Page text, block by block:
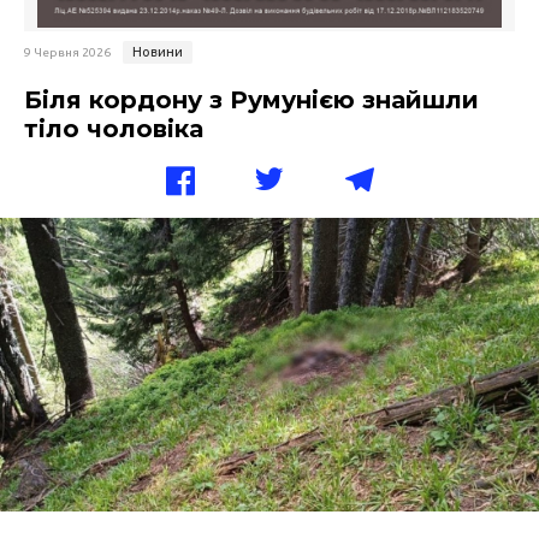
9 Червня 2026 Новини
Біля кордону з Румунією знайшли
тіло чоловіка